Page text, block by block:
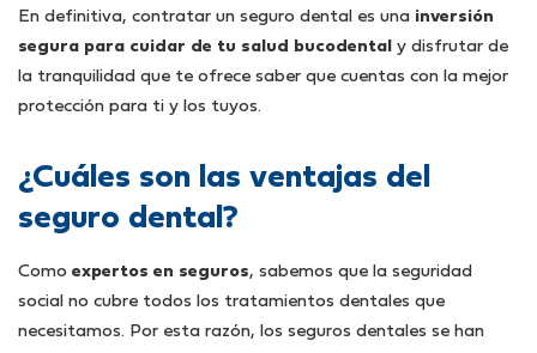
En definitiva, contratar un seguro dental es una inversión
segura para cuidar de tu salud bucodental
y disfrutar de
la tranquilidad que te ofrece saber que cuentas con la mejor
protección para ti y los tuyos.
¿Cuáles son las ventajas del
seguro dental?
Como expertos en seguros, sabemos que la seguridad
social no cubre todos los tratamientos dentales que
necesitamos. Por esta razón, los seguros dentales se han